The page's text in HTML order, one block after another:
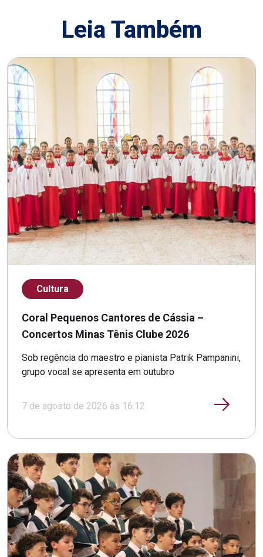
Leia Também
Cultura
Coral Pequenos Cantores de Cássia –
Concertos Minas Tênis Clube 2026
Sob regência do maestro e pianista Patrik Pampanini,
grupo vocal se apresenta em outubro
7 de agosto de 2026 às 16:12